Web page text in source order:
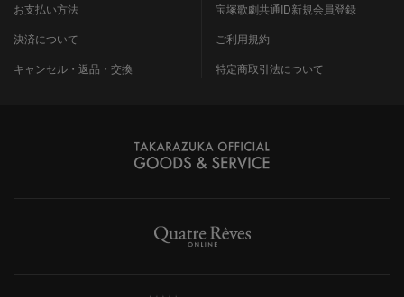
お支払い方法
決済について
キャンセル・返品・交換
宝塚歌劇共通ID新規会員登録
ご利用規約
特定商取引法について